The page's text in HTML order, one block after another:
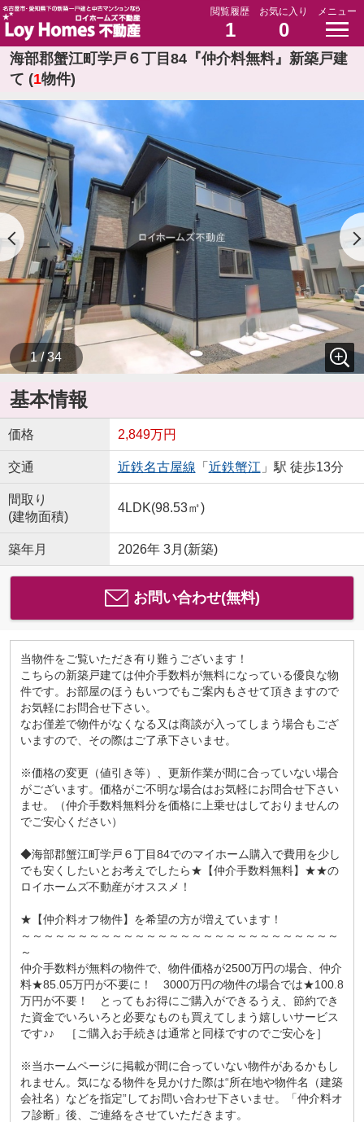
閲覧履歴
1
お気に入り
0
メニュー
海部郡蟹江町学戸６丁目84『仲介料無料』新築戸建
て (1物件)
1 / 34
基本情報
価格 2,849万円
交通 近鉄名古屋線 「 近鉄蟹江 」駅 徒歩13分
間取り
(建物面積)
4LDK(98.53㎡)
築年月 2026年 3月(新築)
お問い合わせ(無料)
当物件をご覧いただき有り難うございます！
こちらの新築戸建ては仲介手数料が無料になっている優良な物
件です。お部屋のほうもいつでもご案内もさせて頂きますので
お気軽にお問合せ下さい。
なお僅差で物件がなくなる又は商談が入ってしまう場合もござ
いますので、その際はご了承下さいませ。
※価格の変更（値引き等）、更新作業が間に合っていない場合
がございます。価格がご不明な場合はお気軽にお問合せ下さい
ませ。（仲介手数料無料分を価格に上乗せはしておりませんの
でご安心ください）
◆海部郡蟹江町学戸６丁目84でのマイホーム購入で費用を少し
でも安くしたいとお考えでしたら★【仲介手数料無料】★★の
ロイホームズ不動産がオススメ！
★【仲介料オフ物件】を希望の方が増えています！
～～～～～～～～～～～～～～～～～～～～～～～～～～～～
～
仲介手数料が無料の物件で、物件価格が2500万円の場合、仲介
料★85.05万円が不要に！ 3000万円の物件の場合では★100.8
万円が不要！ とってもお得にご購入ができるうえ、節約でき
た資金でいろいろと必要なものも買えてしまう嬉しいサービス
です♪♪ ［ご購入お手続きは通常と同様ですのでご安心を］
※当ホームページに掲載が間に合っていない物件があるかもし
れません。気になる物件を見かけた際は“所在地や物件名（建築
会社名）などを指定”してお問い合わせ下さいませ。「仲介料オ
フ診断」後、ご連絡をさせていただきます。